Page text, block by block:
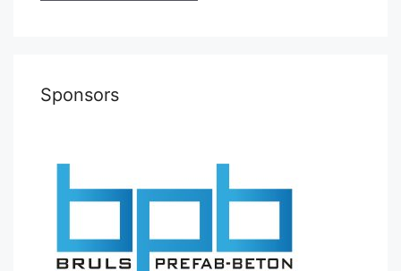
Sponsors